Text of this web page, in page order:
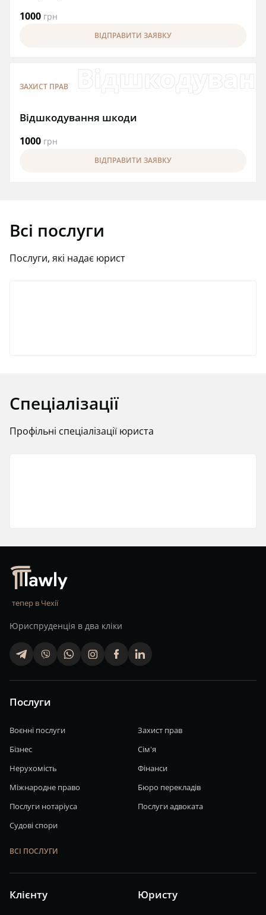
1000 грн
ВІДПРАВИТИ ЗАЯВКУ
ЗАХИСТ ПРАВ
Відшкодування шкоди
1000 грн
ВІДПРАВИТИ ЗАЯВКУ
Всі послуги
Послуги, які надає юрист
Спеціалізації
Профільні спеціалізації юриста
тепер в Чехії
Юриспруденція в два кліки
telegram viber whatsapp finstagram facebook linkedin
Послуги
Воєнні послуги
Захист прав
Бізнес
Сім'я
Нерухомість
Фінанси
Міжнародне право
Бюро перекладів
Послуги нотаріуса
Послуги адвоката
Судові спори
ВСІ ПОСЛУГИ
Клієнту Юристу